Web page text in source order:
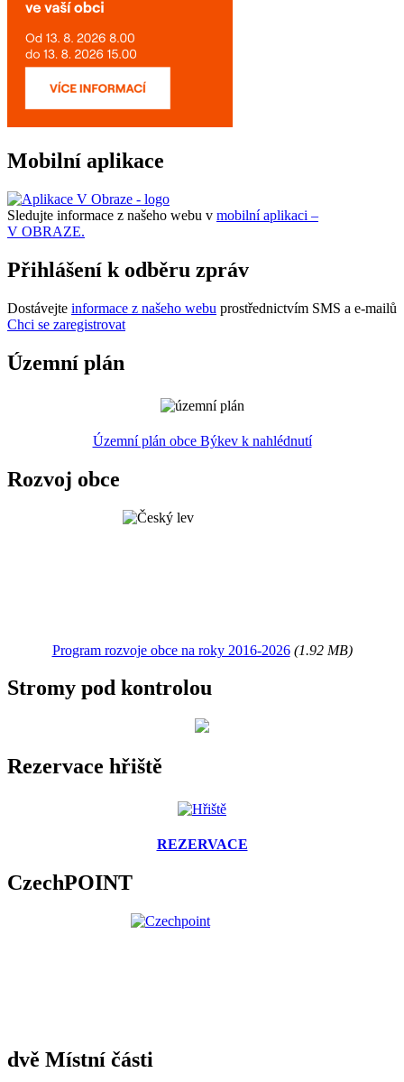
Mobilní aplikace
Sledujte informace z našeho webu v mobilní aplikaci –
V OBRAZE.
Přihlášení k odběru zpráv
Dostávejte informace z našeho webu prostřednictvím SMS a e-mailů
Chci se zaregistrovat
Územní plán
Územní plán obce Býkev k nahlédnutí
Rozvoj obce
Program rozvoje obce na roky 2016-2026(1.92 MB)
Stromy pod kontrolou
Rezervace hřiště
REZERVACE
CzechPOINT
dvě Místní části